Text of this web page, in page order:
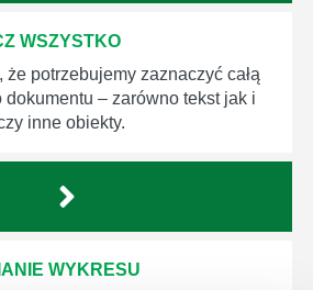
WSZYSTKO
potrzebujemy zaznaczyć całą
dokumentu – zarówno tekst jak i
inne obiekty.
WYKRESU